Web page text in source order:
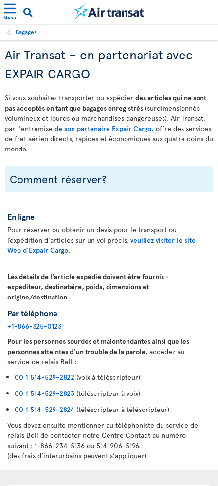
Menu
Bagages
Air Transat – en partenariat avec
EXPAIR CARGO
Si vous souhaitez transporter ou expédier des articles qui ne sont
pas acceptés en tant que bagages enregistrés (surdimensionnés,
volumineux et lourds ou marchandises dangereuses), Air Transat,
par l'entremise de son partenaire Expair Cargo, offre des services
de fret aérien directs, rapides et économiques aux quatre coins du
monde.
Comment réserver?
En ligne
Pour réserver ou obtenir un devis pour le transport ou
l’expédition d’articles sur un vol précis, veuillez visiter le site
Web d'Expair Cargo.
Les détails de l'article expédié doivent être fournis -
expéditeur, destinataire, poids, dimensions et
origine/destination.
Par téléphone
+1-866-325-0123
Pour les personnes sourdes et malentendantes ainsi que les
personnes atteintes d’un trouble de la parole, accédez au
service de relais Bell :
00 1 514-529-2822 (voix à téléscripteur)
00 1 514-529-2823 (téléscripteur à voix)
00 1 514-529-2824 (téléscripteur à téléscripteur)
Vous devez ensuite mentionner au téléphoniste du service de
relais Bell de contacter notre Centre Contact au numéro
suivant : 1-866-234-5136 ou 514-906-5196.
(des frais d’interurbains peuvent s’appliquer)